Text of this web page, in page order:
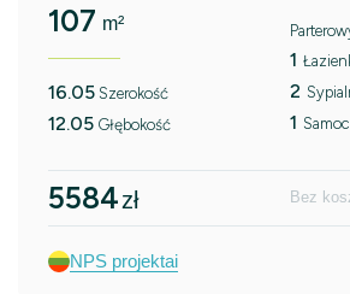
107 m²
16.05 Szerokość
12.05 Głębokość
1
2
1
5584zł Bez
NPS projektai